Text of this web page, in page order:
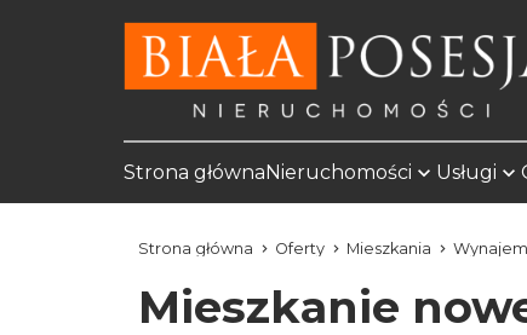
Strona głównaNieruchomości Usługi
Strona główna Oferty Mieszkania Wynajem
Mieszkanie